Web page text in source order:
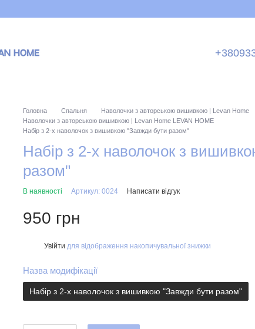
Головна Спальня
Наволочки з авторською вишивкою | Levan Home
Наволочки з авторською вишивкою | Levan Home LEVAN HOME
Набір з 2-х наволочок з вишивкою "Завжди бути разом"
Набір з 2-х наволочок з
разом"
В наявності Артикул: 0024 Написати відгук
950 грн
Увійти для відображення накопичувальної знижки
Назва модифікації
Набір з 2-х наволочок з вишивкою "Завжди бути разом"